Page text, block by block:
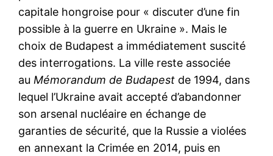
capitale hongroise pour « discuter d’une fin
possible à la guerre en Ukraine ». Mais le
choix de Budapest a immédiatement suscité
des interrogations. La ville reste associée
au Mémorandum de Budapest de 1994, dans
lequel l’Ukraine avait accepté d’abandonner
son arsenal nucléaire en échange de
garanties de sécurité, que la Russie a violées
en annexant la Crimée en 2014, puis en